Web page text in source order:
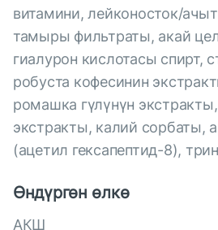
витамини, лейконосток/
тамыры фильтраты, акай
гиалурон кислотасы спирт,
робуста кофесинин
ромашка гүлүнүн
экстракты, калий сорбаты,
(ацетил гексапептид-8),
Өндүргөн өлкө
АКШ